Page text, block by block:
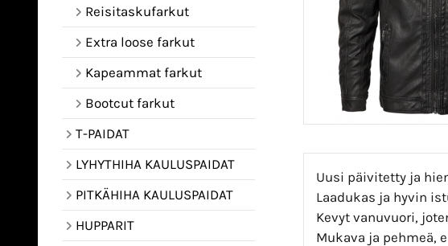
Reisitaskufarkut
Extra loose farkut
Kapeammat farkut
Bootcut farkut
T-PAIDAT
LYHYTHIHA KAULUSPAIDAT
PITKÄHIHA KAULUSPAIDAT
HUPPARIT
Uusi päivitetty ja
Laadukas ja hyvin
Kevyt vanuvuori,
Mukava ja pehmeä,